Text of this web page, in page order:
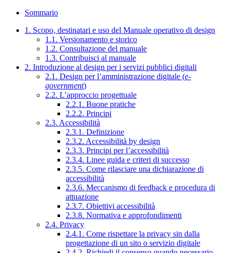
Sommario
1. Scopo, destinatari e uso del Manuale operativo di design
1.1. Versionamento e storico
1.2. Consultazione del manuale
1.3. Contribuisci al manuale
2. Introduzione al design per i servizi pubblici digitali
2.1. Design per l’amministrazione digitale (e-
government)
2.2. L’approccio progettuale
2.2.1. Buone pratiche
2.2.2. Principi
2.3. Accessibilità
2.3.1. Definizione
2.3.2. Accessibilità by design
2.3.3. Principi per l’accessibilità
2.3.4. Linee guida e criteri di successo
2.3.5. Come rilasciare una dichiarazione di
accessibilità
2.3.6. Meccanismo di feedback e procedura di
attuazione
2.3.7. Obiettivi accessibilità
2.3.8. Normativa e approfondimenti
2.4. Privacy
2.4.1. Come rispettare la privacy sin dalla
progettazione di un sito o servizio digitale